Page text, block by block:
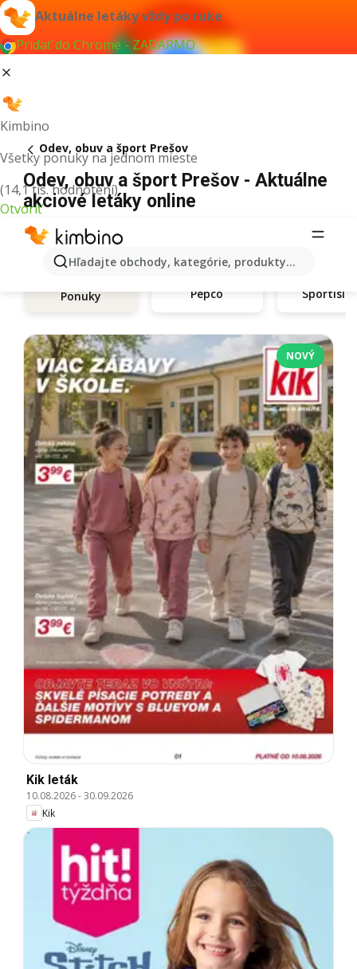
Aktuálne letáky vždy po ruke
Pridať do Chrome - ZADARMO
Kimbino
Všetky ponuky na jednom mieste
(14,1 tis. hodnotení)
Otvoriť
Hľadajte obchody, kategórie, produkty...
Odev, obuv a šport Prešov
Odev, obuv a šport Prešov - Aktuálne
akciové letáky online
Ponuky Pepco
NOVÝ
Kik leták
10.08.2026-30.09.2026
Kik